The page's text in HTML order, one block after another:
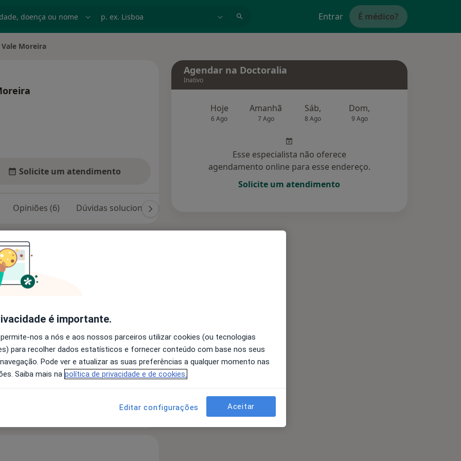
Entrar É médico?
Moreira
Solicite um atendimento
Opiniões (6) Dúvidas solucionadas (2)
College of Podiatric Medicine -
– Guimarães
Calosidades
Pé Chato
Agendar na Doctoralia
Inativo
Hoje
6 Ago
Amanhã
7 Ago
Sáb,
8 Ago
Dom,
9 Ago
Esse especialista não oferece
agendamento online para esse endereço.
Solicite um atendimento
é importante.
nos a nós e aos nossos parceiros utilizar cookies (ou tecnologias
para recolher dados estatísticos e fornecer conteúdo com base nos seus
Pode ver e atualizar as suas preferências a qualquer momento nas
Saiba mais na política de privacidade e de cookies.
Editar configurações Aceitar